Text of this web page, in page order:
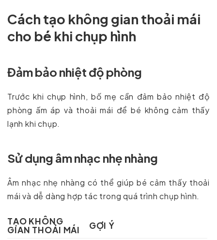
Cách tạo không gian thoải mái
cho bé khi chụp hình
Đảm bảo nhiệt độ phòng
Trước khi chụp hình, bố mẹ cần đảm bảo nhiệt độ
phòng ấm áp và thoải mái để bé không cảm thấy
lạnh khi chụp.
Sử dụng âm nhạc nhẹ nhàng
Âm nhạc nhẹ nhàng có thể giúp bé cảm thấy thoải
mái và dễ dàng hợp tác trong quá trình chụp hình.
TẠO KHÔNG
GIAN THOẢI MÁI
GỢI Ý